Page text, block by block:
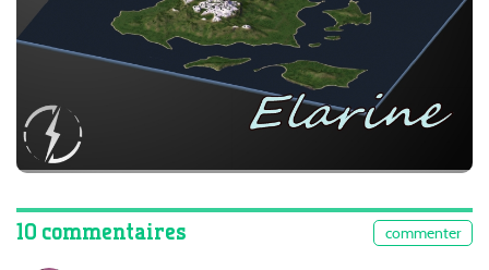
10 commentaires commenter